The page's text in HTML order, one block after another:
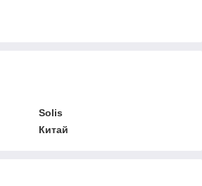
Solis
Китай